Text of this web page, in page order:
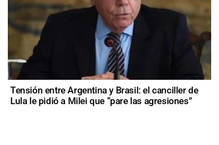
Tensión entre Argentina y Brasil: el canciller de
Lula le pidió a Milei que “pare las agresiones”